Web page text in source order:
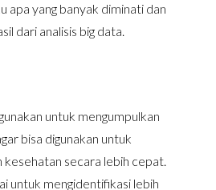
apa yang banyak diminati dan
dari analisis big data.
untuk mengumpulkan
bisa digunakan untuk
kesehatan secara lebih cepat.
untuk mengidentifikasi lebih